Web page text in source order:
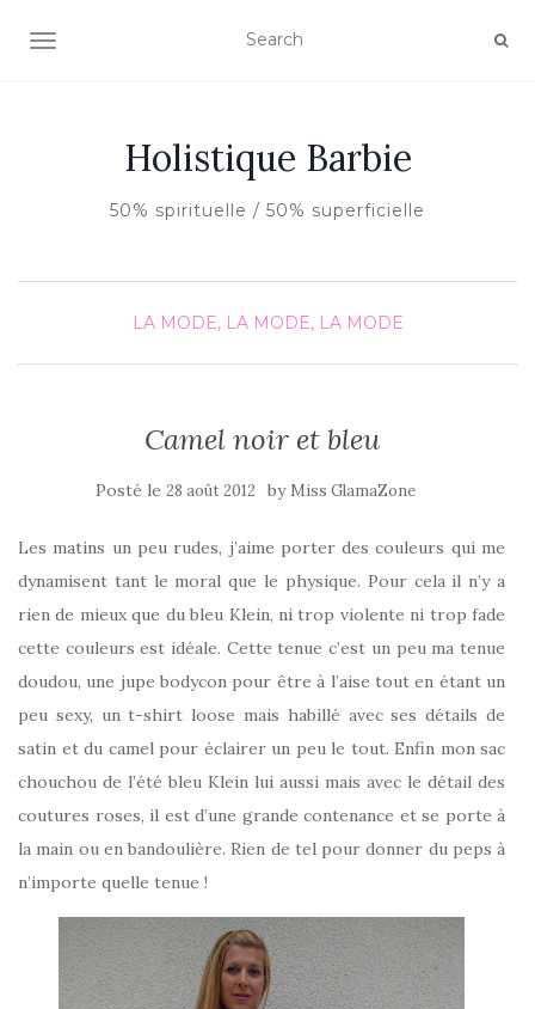
AFFICHER/MASQUER LA NAVIGATION
Holistique Barbie
50% spirituelle / 50% superficielle
LA MODE, LA MODE, LA MODE
Camel noir et bleu
Posté le 28 août 2012 by Miss GlamaZone
Les matins un peu rudes, j’aime porter des couleurs qui me
dynamisent tant le moral que le physique. Pour cela il n’y a
rien de mieux que du bleu Klein, ni trop violente ni trop fade
cette couleurs est idéale. Cette tenue c’est un peu ma tenue
doudou, une jupe bodycon pour être à l’aise tout en étant un
peu sexy, un t-shirt loose mais habillé avec ses détails de
satin et du camel pour éclairer un peu le tout. Enfin mon sac
chouchou de l’été bleu Klein lui aussi mais avec le détail des
coutures roses, il est d’une grande contenance et se porte à
la main ou en bandoulière. Rien de tel pour donner du peps à
n’importe quelle tenue !